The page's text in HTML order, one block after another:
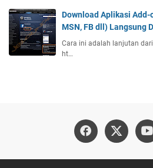
Download Aplikasi Add-
MSN, FB dll) Langsung
Cara ini adalah lanjutan
ht…